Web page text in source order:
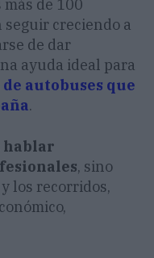
de 100
seguir creciendo a
de dar
ayuda ideal para
de autobuses que
.
hablar
, sino
los recorridos,